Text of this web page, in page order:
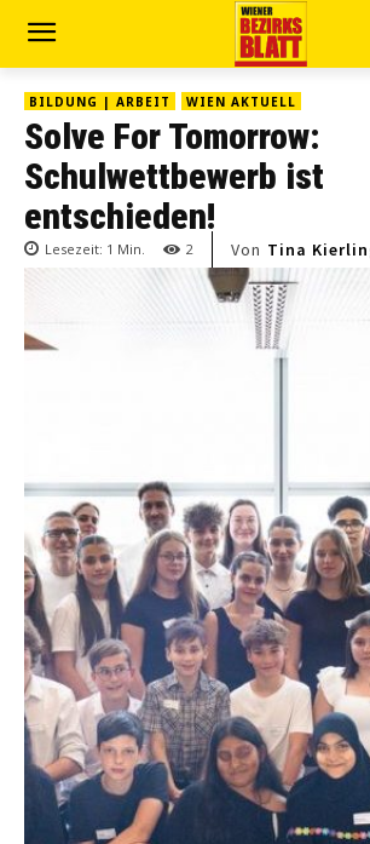
BILDUNG | ARBEIT WIEN AKTUELL
Solve For Tomorrow:
Schulwettbewerb ist
entschieden!
Lesezeit: 1 Min. 2 Von Tina